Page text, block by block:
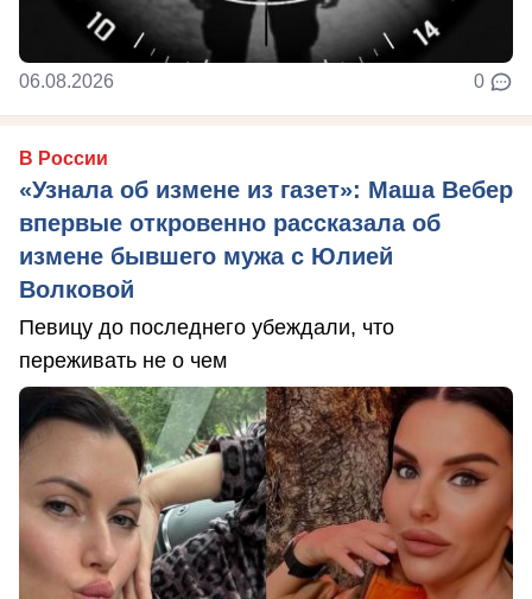
06.08.2026 0
В России
«Узнала об измене из газет»: Маша Вебер
впервые откровенно рассказала об
измене бывшего мужа с Юлией
Волковой
Певицу до последнего убеждали, что
переживать не о чем